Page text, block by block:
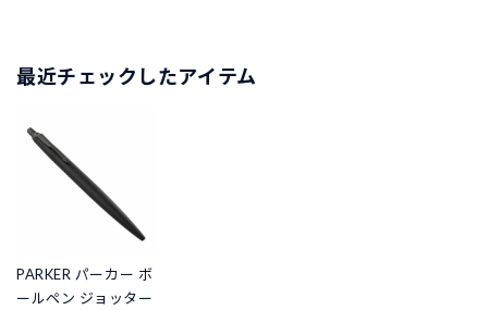
最近チェックしたアイテム
PARKER パーカー ボ
ールペン ジョッター